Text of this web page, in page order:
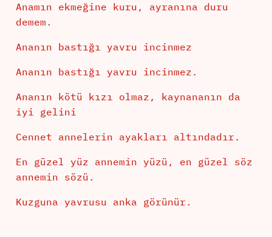
Anamın ekmeğine kuru, ayranına duru
demem.
Ananın bastığı yavru incinmez
Ananın bastığı yavru incinmez.
Ananın kötü kızı olmaz, kaynananın da
iyi gelini
Cennet annelerin ayakları altındadır.
En güzel yüz annemin yüzü, en güzel söz
annemin sözü.
Kuzguna yavrusu anka görünür.